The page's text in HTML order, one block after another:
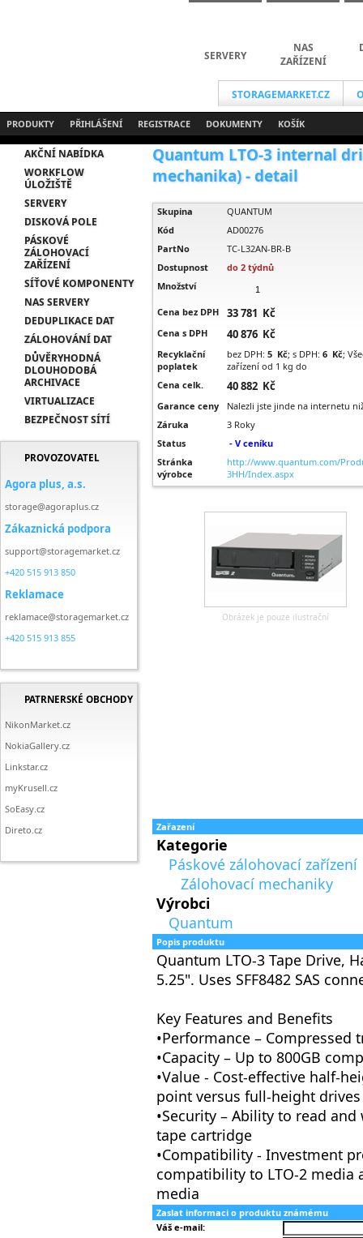
STORAGEMARKET.CZ
SERVERY
NAS
ZAŘÍZENÍ
PRODUKTY PŘIHLÁŠENÍ REGISTRACE DOKUMENTY KOŠÍK
AKČNÍ NABÍDKA
WORKFLOW
ÚLOŽIŠTĚ
SERVERY
DISKOVÁ POLE
PÁSKOVÉ
ZÁLOHOVACÍ
ZAŘÍZENÍ
SÍŤOVÉ KOMPONENTY
NAS SERVERY
DEDUPLIKACE DAT
ZÁLOHOVÁNÍ DAT
DŮVĚRYHODNÁ
DLOUHODOBÁ
ARCHIVACE
VIRTUALIZACE
BEZPEČNOST SÍTÍ
PROVOZOVATEL
Agora plus, a.s.
storage@agoraplus.cz
Zákaznická podpora
support@storagemarket.cz
+420 515 913 850
Reklamace
reklamace@storagemarket.cz
+420 515 913 855
PATRNERSKÉ OBCHODY
NikonMarket.cz
NokiaGallery.cz
Linkstar.cz
myKrusell.cz
SoEasy.cz
Direto.cz
Quantum LTO-3 internal
mechanika) - detail
Skupina
QUANTUM
Kód
AD00276
PartNo
TC-L32AN-BR-B
Dostupnost
do 2 týdnů
Množství
Cena bez DPH 33 781 Kč
Cena s DPH 40 876 Kč
Recyklační
poplatek
bez DPH: 5 Kč; s DPH: 6 Kč;
zařízení od 1 kg do
Cena celk.
40 882 Kč
Garance ceny
Nalezli jste jinde na internetu
Záruka
3 Roky
Status
- V ceníku
Stránka
výrobce
http://www.quantum.com/
3HH/Index.aspx
Obrázek je pouze ilustrační
Zařazení
Kategorie
Páskové zálohovací zařízení
Zálohovací mechaniky
Výrobci
Quantum
Popis produktu
Quantum LTO-3 Tape Drive,
5.25". Uses SFF8482 SAS
Key Features and Benefits
•Performance –
•Capacity – Up to 800GB
•Value - Cost-effective half-
point versus full-height drives
•Security – Ability to read
tape cartridge
•Compatibility - Investment
compatibility to LTO-2 media
media
Zaslat informaci o produktu známému
Váš e-mail: